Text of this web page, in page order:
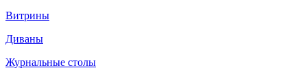
Витрины
Диваны
Журнальные столы